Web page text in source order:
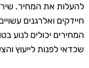
להעלות את המחיר.
חיידקים ואלרגנים
המחירים יכולים לנוע
שכדאי לפנות לייעוץ